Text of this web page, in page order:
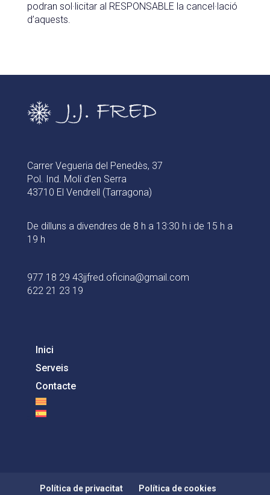
podran sol·licitar al RESPONSABLE la cancel·lació
d’aquests.
Carrer Vegueria del Penedès, 37
Pol. Ind. Molí d'en Serra
43710 El Vendrell (Tarragona)
De dilluns a divendres de 8 h a 13:30 h i de 15 h a
19 h
977 18 29 43
622 21 23 19
jjfred.oficina@gmail.com
Inici
Serveis
Contacte
Política de privacitat Política de cookies